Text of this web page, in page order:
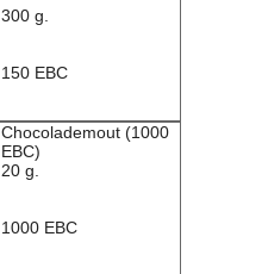
300 g.
150 EBC
Chocolademout (1000
EBC)
20 g.
1000 EBC